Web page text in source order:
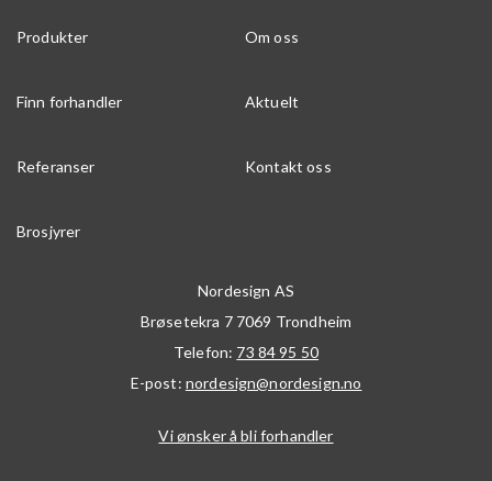
Produkter Om oss
Finn forhandler Aktuelt
Referanser Kontakt oss
Brosjyrer
Nordesign AS
Brøsetekra 7 7069 Trondheim
Telefon: 73 84 95 50
E-post: nordesign@nordesign.no
Vi ønsker å bli forhandler